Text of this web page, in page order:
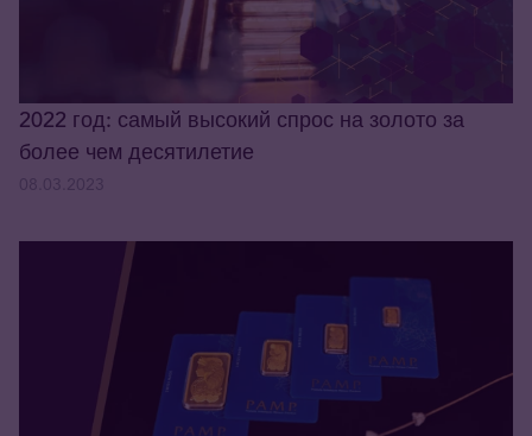
2022 год: самый высокий спрос на золото за
более чем десятилетие